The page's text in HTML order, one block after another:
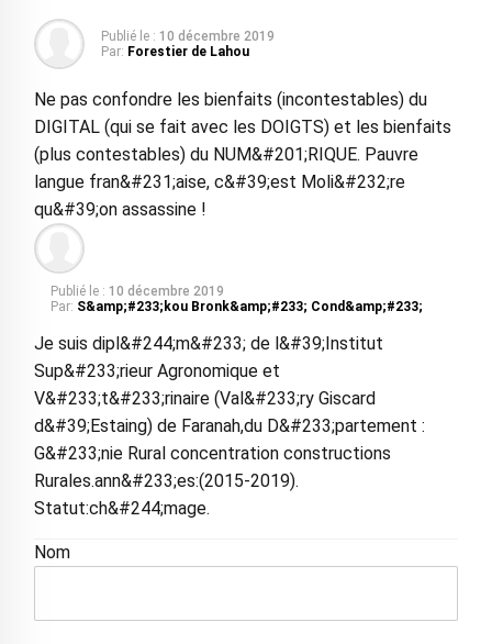
Publié le : 10 décembre 2019
Par: Forestier de Lahou
Ne pas confondre les bienfaits (incontestables) du
DIGITAL (qui se fait avec les DOIGTS) et les bienfaits
(plus contestables) du NUM&#201;RIQUE. Pauvre
langue fran&#231;aise, c&#39;est Moli&#232;re
qu&#39;on assassine !
Publié le : 10 décembre 2019
Par: S&amp;#233;kou Bronk&amp;#233; Cond&amp;#233;
Je suis dipl&#244;m&#233; de l&#39;Institut
Sup&#233;rieur Agronomique et
V&#233;t&#233;rinaire (Val&#233;ry Giscard
d&#39;Estaing) de Faranah,du D&#233;partement :
G&#233;nie Rural concentration constructions
Rurales.ann&#233;es:(2015-2019).
Statut:ch&#244;mage.
Nom